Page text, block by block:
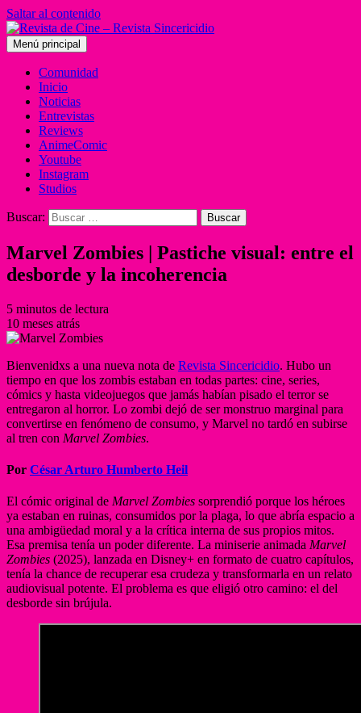
Saltar al contenido
Menú principal
Comunidad
Inicio
Noticias
Entrevistas
Reviews
AnimeComic
Youtube
Instagram
Studios
Buscar:
Marvel Zombies | Pastiche visual: entre el
desborde y la incoherencia
5 minutos de lectura
10 meses atrás
Bienvenidxs a una nueva nota de Revista Sincericidio. Hubo un
tiempo en que los zombis estaban en todas partes: cine, series,
cómics y hasta videojuegos que jamás habían pisado el terror se
entregaron al horror. Lo zombi dejó de ser monstruo marginal para
convertirse en fenómeno de consumo, y Marvel no tardó en subirse
al tren con Marvel Zombies.
Por César Arturo Humberto Heil
El cómic original de Marvel Zombies sorprendió porque los héroes
ya estaban en ruinas, consumidos por la plaga, lo que abría espacio a
una ambigüedad moral y a la crítica interna de sus propios mitos.
Esa premisa tenía un poder diferente. La miniserie animada Marvel
Zombies (2025), lanzada en Disney+ en formato de cuatro capítulos,
tenía la chance de recuperar esa crudeza y transformarla en un relato
audiovisual potente. El problema es que eligió otro camino: el del
desborde sin brújula.